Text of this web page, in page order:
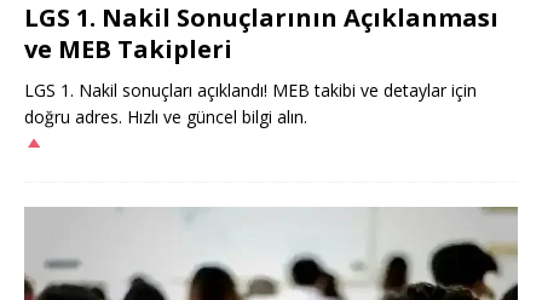
LGS 1. Nakil Sonuçlarının Açıklanması
ve MEB Takipleri
LGS 1. Nakil sonuçları açıklandı! MEB takibi ve detaylar için
doğru adres. Hızlı ve güncel bilgi alın.